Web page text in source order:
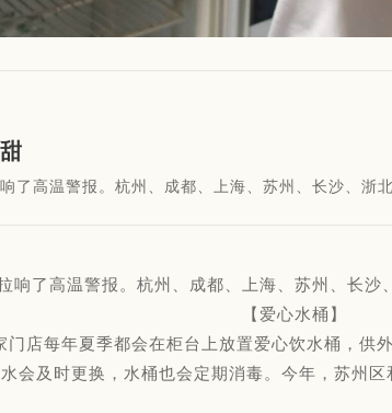
了高温警报。杭州、成都、上海、苏州、长沙、浙
响了高温警报。杭州、成都、上海、苏州、长沙
【爱心水桶】
店每年夏季都会在柜台上放置爱心饮水桶，供
会及时更换，水桶也会定期消毒。今年，苏州